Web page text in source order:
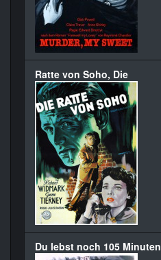
Ratte von Soho, Die
Du lebst noch 105 Minuten